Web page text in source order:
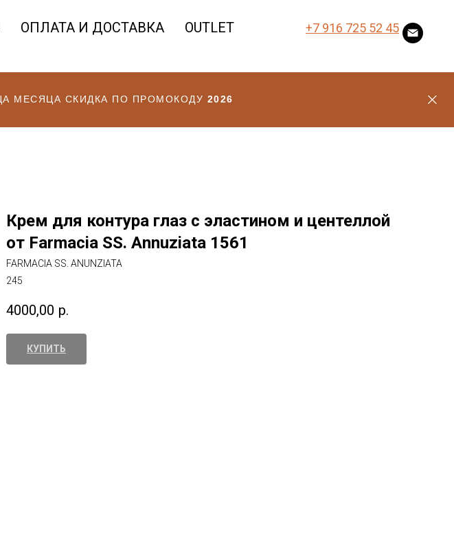
ОПЛАТА И ДОСТАВКА OUTLET +7 916 725 52 45
МЕСЯЦА СКИДКА ПО ПРОМОКОДУ 2026
Крем для контура глаз с эластином и центеллой
от Farmacia SS. Annuziata 1561
FARMACIA SS. ANUNZIATA
245
4000,00 р.
КУПИТЬ